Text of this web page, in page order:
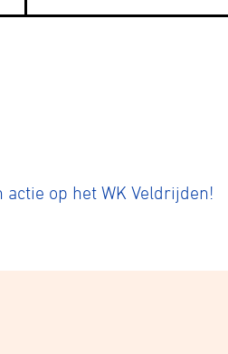
op het WK Veldrijden!